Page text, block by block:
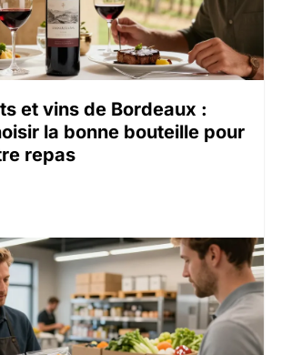
et vins de Bordeaux :
la bonne bouteille pour
repas